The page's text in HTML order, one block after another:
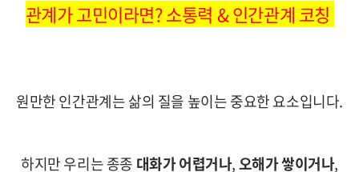
관계가 고민이라면? 소통력 & 인간관계 코칭
원만한인간관계는 삶의 질을 높이는 중요한 요소입니다.
하지만 우리는 종종 대화가 어렵거나,오해가 쌓이거나,